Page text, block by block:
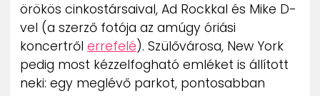
örökös cinkostársaival, Ad Rockkal és Mike D-
vel (a szerző fotója az amúgy óriási
koncertről errefelé). Szülővárosa, New York
pedig most kézzelfogható emléket is állított
neki: egy meglévő parkot, pontosabban